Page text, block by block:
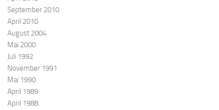
September 2010
April 2010
August 2004
Mai 2000
Juli 1992
November 1991
Mai 1990
April 1989
April 1988